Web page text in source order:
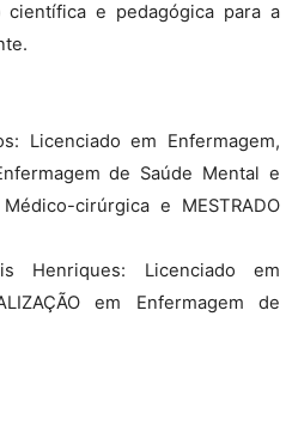
e pedagógica para a
Licenciado em Enfermagem,
de Saúde Mental e
cirúrgica e MESTRADO
Henriques: Licenciado em
em Enfermagem de